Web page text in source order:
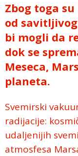
Zbog toga
od
bi mogli da
dok se
Meseca,
planeta.
Svemirski
radijacije:
udaljenijih
atmosfesa